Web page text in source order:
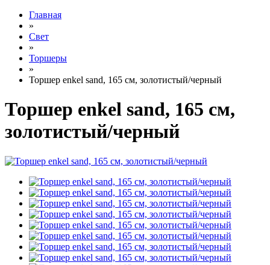
Главная
»
Свет
»
Торшеры
»
Торшер enkel sand, 165 см, золотистый/черный
Торшер enkel sand, 165 см,
золотистый/черный